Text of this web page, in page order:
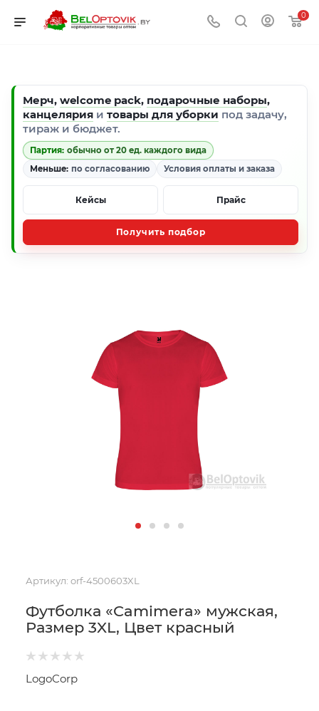
0
Мерч, welcome pack, подарочные наборы,
канцелярия и товары для уборки под задачу,
тираж и бюджет.
Партия: обычно от 20 ед. каждого вида
Меньше: по согласованию Условия оплаты и заказа
Кейсы Прайс
Получить подбор
Артикул: orf-4500603XL
Футболка «Camimera» мужская,
Размер 3XL, Цвет красный
LogoCorp